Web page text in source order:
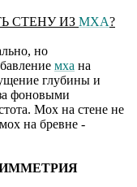
СТЕНУ ИЗ МХА?
но
мха на
глубины и
фоновыми
Мох на стене не
на бревне -